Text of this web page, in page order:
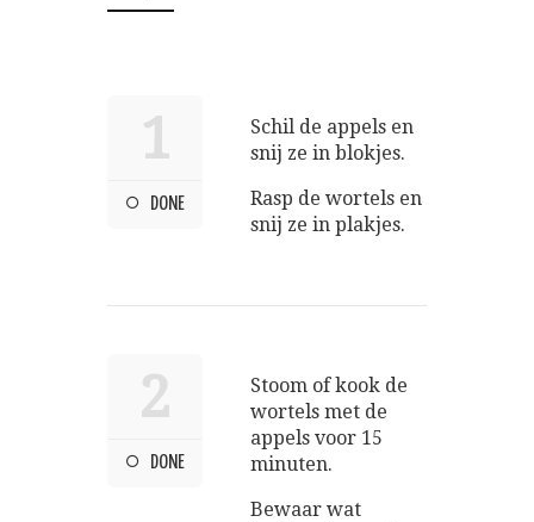
1
DONE
Schil de appels en
snij ze in blokjes.
Rasp de wortels en
snij ze in plakjes.
2
DONE
Stoom of kook de
wortels met de
appels voor 15
minuten.
Bewaar wat